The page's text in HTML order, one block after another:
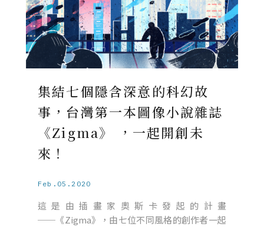
集結七個隱含深意的科幻故
事，台灣第一本圖像小說雜誌
《Zigma》 ，一起開創未
來！
Feb.05.2020
這是由插畫家奧斯卡發起的計畫
──《Zigma》，由七位不同風格的創作者一起